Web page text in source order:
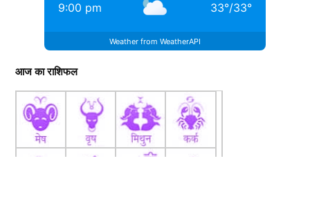
9:00 pm 33°/33°
Weather from WeatherAPI
आज का राशिफल